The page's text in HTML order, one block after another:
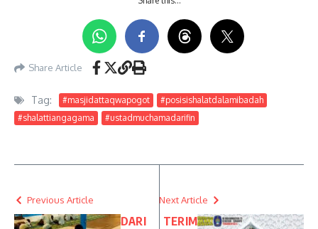
Share Article
Tag: #masjidattaqwapogot
#posisishalatdalamibadah
#shalattiangagama
#ustadmuchamadarifin
Previous Article
DARI
Next Article
TERIM